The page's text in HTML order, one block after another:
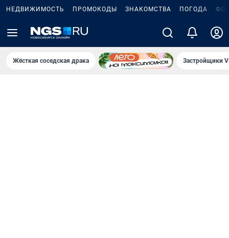
НЕДВИЖИМОСТЬ ПРОМОКОДЫ ЗНАКОМСТВА ПОГОДА
Жёсткая соседская драка Застройщики